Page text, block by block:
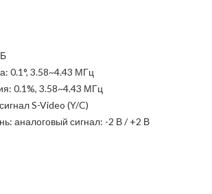
0.1°, 3.58~4.43 МГц
0.1%, 3.58~4.43 МГц
S-Video (Y/C)
аналоговый сигнал: -2 В / +2 В